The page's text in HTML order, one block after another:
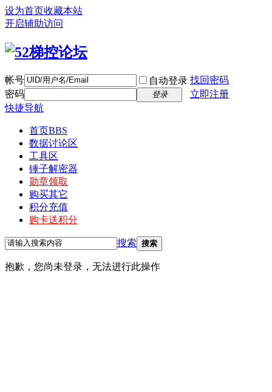
设为首页收藏本站
开启辅助访问
帐号 自动登录 找回密码
密码
登录
立即注册
快捷导航
首页BBS
数据讨论区
工具区
锤子解密器
勋章领取
购买其它
积分充值
购卡送积分
搜索 搜索
抱歉，您尚未登录，无法进行此操作